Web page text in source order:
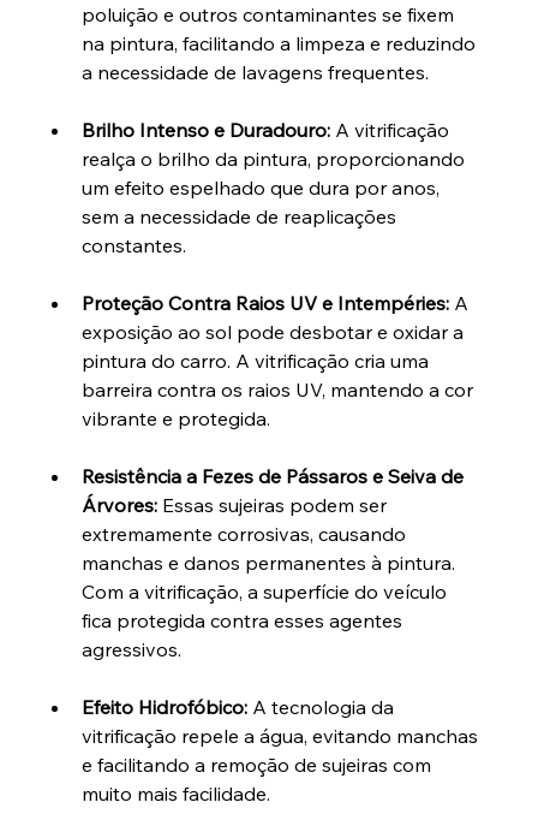
poluição e outros contaminantes se fixem
na pintura, facilitando a limpeza e reduzindo
a necessidade de lavagens frequentes.
Brilho Intenso e Duradouro: A vitrificação
realça o brilho da pintura, proporcionando
um efeito espelhado que dura por anos,
sem a necessidade de reaplicações
constantes.
Proteção Contra Raios UV e Intempéries: A
exposição ao sol pode desbotar e oxidar a
pintura do carro. A vitrificação cria uma
barreira contra os raios UV, mantendo a cor
vibrante e protegida.
Resistência a Fezes de Pássaros e Seiva de
Árvores: Essas sujeiras podem ser
extremamente corrosivas, causando
manchas e danos permanentes à pintura.
Com a vitrificação, a superfície do veículo
fica protegida contra esses agentes
agressivos.
Efeito Hidrofóbico: A tecnologia da
vitrificação repele a água, evitando manchas
e facilitando a remoção de sujeiras com
muito mais facilidade.